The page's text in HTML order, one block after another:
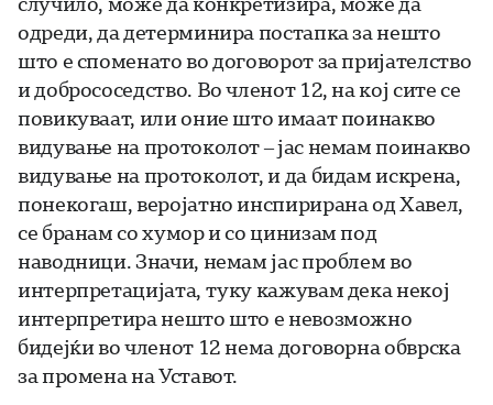
одреди, да детерминира постапка за нешто
што е споменато во договорот за пријателство
и добрососедство. Во членот 12, на кој сите се
повикуваат, или оние што имаат поинакво
видување на протоколот – јас немам поинакво
видување на протоколот, и да бидам искрена,
понекогаш, веројатно инспирирана од Хавел,
се бранам со хумор и со цинизам под
наводници. Значи, немам јас проблем во
интерпретацијата, туку кажувам дека некој
интерпретира нешто што е невозможно
бидејќи во членот 12 нема договорна обврска
за промена на Уставот.